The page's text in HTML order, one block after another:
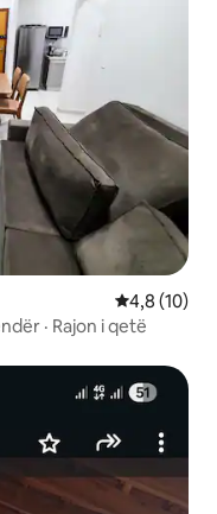
Vlerësimi
4,8 (10)
· Rajon i qetë